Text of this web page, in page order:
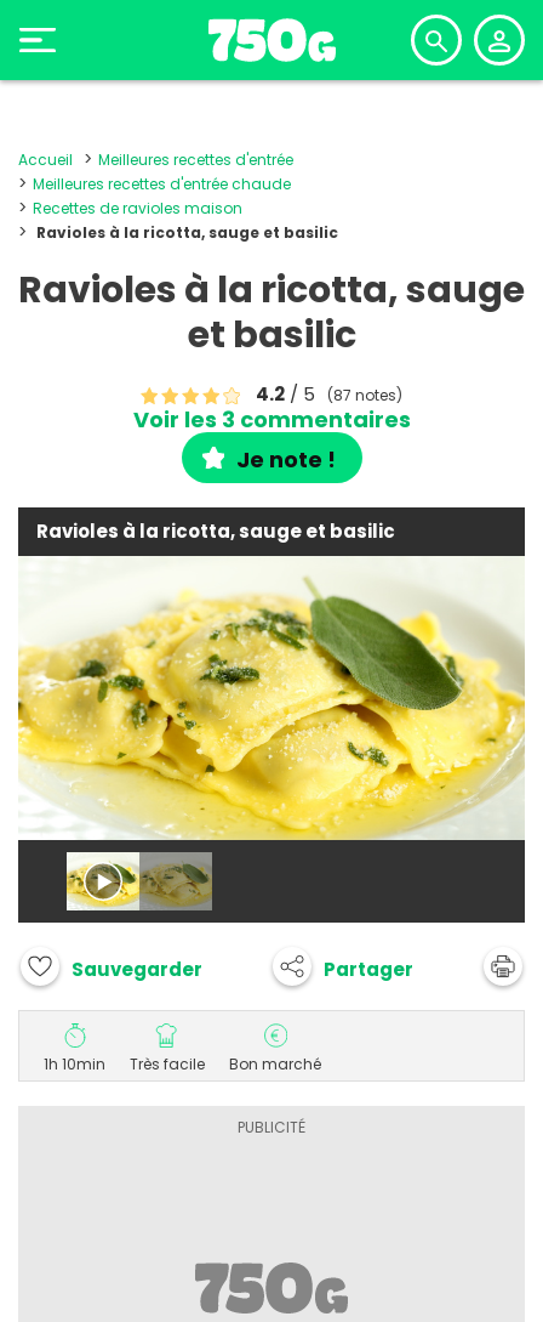
Accueil
Meilleures recettes d'entrée
Meilleures recettes d'entrée chaude
Recettes de ravioles maison
Ravioles à la ricotta, sauge et basilic
Ravioles à la ricotta, sauge
et basilic
4.2 / 5 (87 notes)
Voir les 3 commentaires
Je note !
Ravioles à la ricotta, sauge et basilic
Sauvegarder Partager
1h 10min Très facile Bon marché